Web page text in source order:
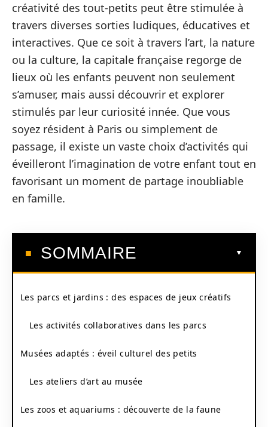
créativité des tout-petits peut être stimulée à
travers diverses sorties ludiques, éducatives et
interactives. Que ce soit à travers l’art, la nature
ou la culture, la capitale française regorge de
lieux où les enfants peuvent non seulement
s’amuser, mais aussi découvrir et explorer
stimulés par leur curiosité innée. Que vous
soyez résident à Paris ou simplement de
passage, il existe un vaste choix d’activités qui
éveilleront l’imagination de votre enfant tout en
favorisant un moment de partage inoubliable
en famille.
SOMMAIRE
Les parcs et jardins : des espaces de jeux créatifs
Les activités collaboratives dans les parcs
Musées adaptés : éveil culturel des petits
Les ateliers d’art au musée
Les zoos et aquariums : découverte de la faune